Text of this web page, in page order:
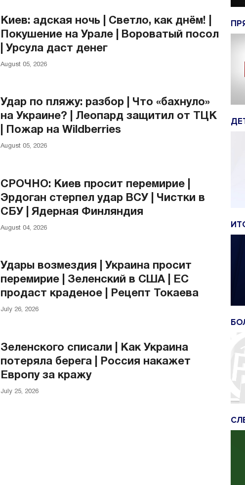
Киев: адская ночь | Светло, как днём! |
Покушение на Урале | Вороватый посол
| Урсула даст денег
August 05, 2026
Удар по пляжу: разбор | Что «бахнуло»
на Украине? | Леопард защитил от ТЦК
| Пожар на Wildberries
August 05, 2026
СРОЧНО: Киев просит перемирие |
Эрдоган стерпел удар ВСУ | Чистки в
СБУ | Ядерная Финляндия
August 04, 2026
Удары возмездия | Украина просит
перемирие | Зеленский в США | ЕС
продаст краденое | Рецепт Токаева
July 26, 2026
Зеленского списали | Как Украина
потеряла берега | Россия накажет
Европу за кражу
July 25, 2026